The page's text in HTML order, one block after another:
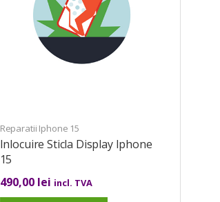
Reparatii Iphone 15
Inlocuire Sticla Display Iphone
15
490,00 lei incl. TVA